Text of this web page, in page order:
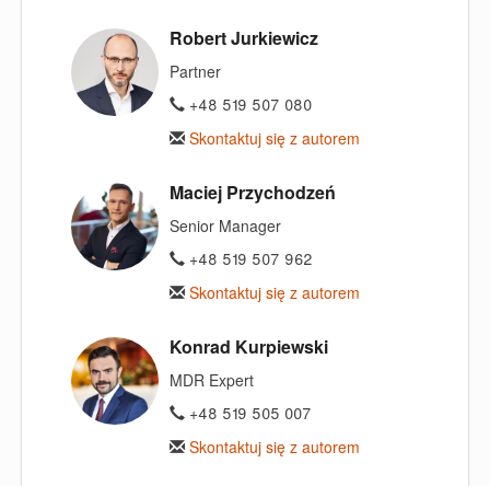
Robert Jurkiewicz
Partner
+48 519 507 080
Skontaktuj się z autorem
Maciej Przychodzeń
Senior Manager
+48 519 507 962
Skontaktuj się z autorem
Konrad Kurpiewski
MDR Expert
+48 519 505 007
Skontaktuj się z autorem